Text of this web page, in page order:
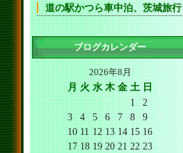
道の駅かつら車中泊、茨城旅行
ブログカレンダー
2026年8月
月 火 水 木 金 土 日
1
2
3
4 5 6 7 8
9
10 11 12 13 14 15 16
17 18 19 20 21 22 23